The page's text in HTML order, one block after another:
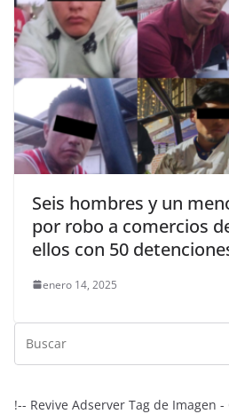
Seis hombres y un
por robo a comercios
ellos con 50
enero 14, 2025
!-- Revive Adserver Tag de Imagen